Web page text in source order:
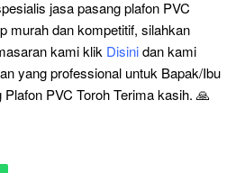
jasa pasang plafon PVC
murah dan kompetitif, silahkan
kami klik Disinidan kami
yang professional untuk Bapak/Ibu
PVC Toroh Terima kasih. 🙏